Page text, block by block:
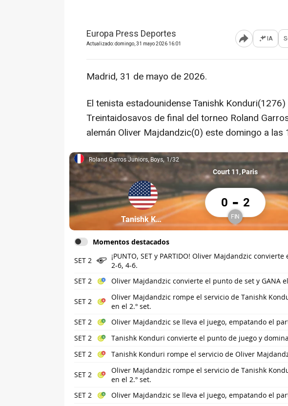
Europa Press Deportes
Actualizado: domingo, 31 mayo 2026 16:01 Abrir IA
Madrid, 31 de mayo de 2026.
El tenista estadounidense Tanishk
Treintaidosavos de final del torneo Roland
alemán Oliver Majdandzic(0) este domingo a las
Roland Garros Juniors, Boys, 1/32
Roland Garros Juniors, Boys 1/32
Court 11 Paris
Partícipe: Tanishk Konduri
Tanishk Konduri
Tanishk Konduri 0 Oliver
0 - 2
Finalizado
FIN
Momentos destacados
SET 2
¡PUNTO, SET y PARTIDO! Oliver Majdandzic
2-6, 4-6.
SET 2
Oliver Majdandzic convierte el punto de set y GANA
SET 2
Oliver Majdandzic rompe el servicio de Tanishk
en el 2.º set.
SET 2
Oliver Majdandzic se lleva el juego, empatando el
SET 2
Tanishk Konduri convierte el punto de juego y
SET 2
Tanishk Konduri rompe el servicio de Oliver
SET 2
Oliver Majdandzic rompe el servicio de Tanishk
en el 2.º set.
SET 2
Oliver Majdandzic se lleva el juego, empatando el